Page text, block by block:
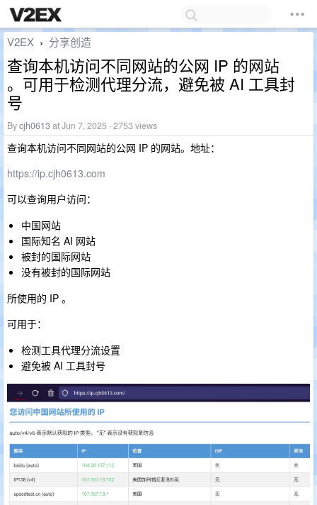
V2EX › 分享创造
查询本机访问不同网站的公网 IP 的网站
。可用于检测代理分流，避免被 AI 工具封
号
Bycjh0613at Jun 7, 2025 · 2753 views
查询本机访问不同网站的公网 IP 的网站。地址：
https://ip.cjh0613.com
可以查询用户访问：
中国网站
国际知名 AI 网站
被封的国际网站
没有被封的国际网站
所使用的 IP 。
可用于：
检测工具代理分流设置
避免被 AI 工具封号